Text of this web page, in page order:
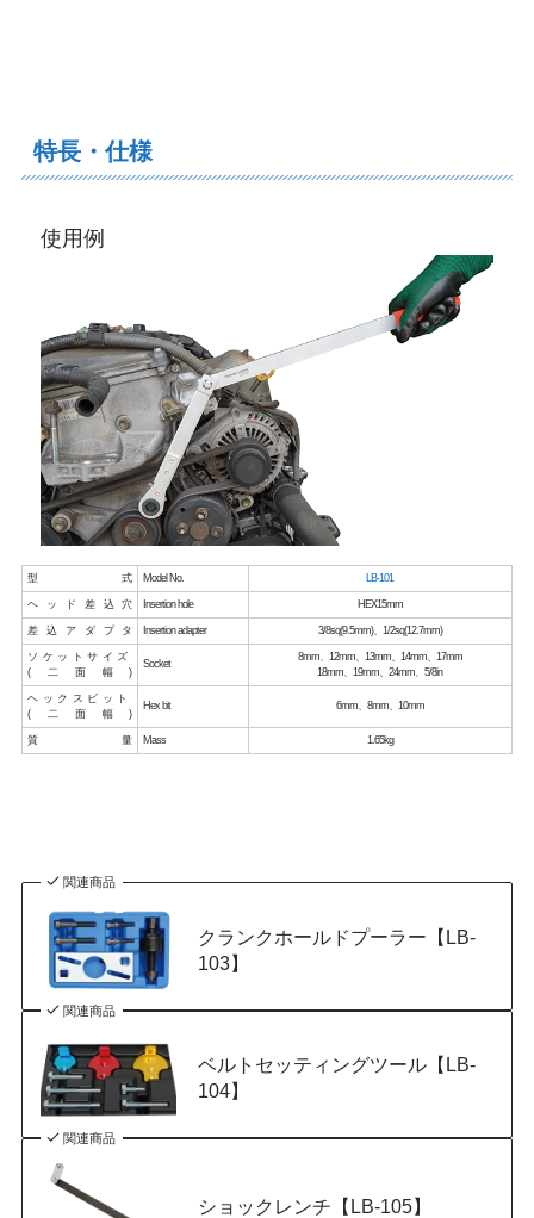
特長・仕様
使用例
型式 Model No. LB-101
ヘッド差込穴 Insertion hole HEX15mm
差込アダプタ Insertion adapter 3/8sq(9.5mm)、1/2sq(12.7mm)
ソケットサイズ
(二面幅)
Socket
8mm、12mm、13mm、14mm、17mm
18mm、19mm、24mm、5/8in
ヘックスビット
(二面幅)
Hex bit 6mm、8mm、10mm
質量 Mass 1.65kg
関連商品
クランクホールドプーラー【LB-
103】
関連商品
ベルトセッティングツール【LB-
104】
関連商品
ショックレンチ【LB-105】